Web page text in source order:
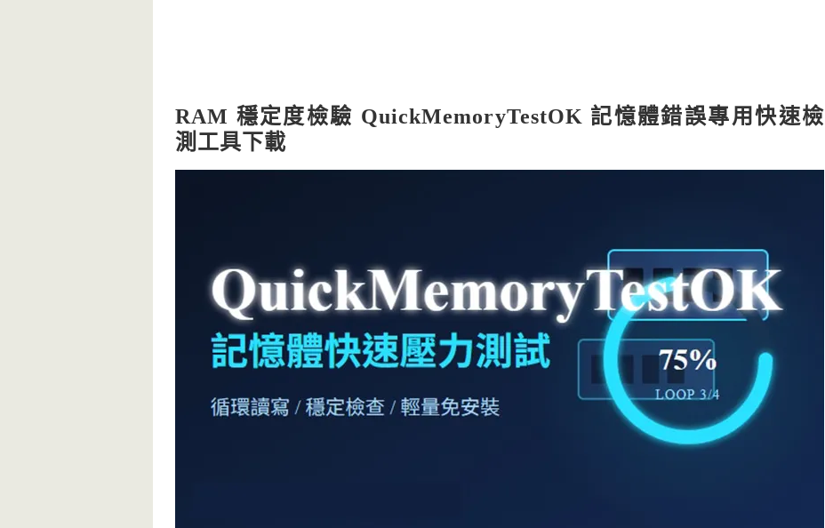
RAM 穩定度檢驗 QuickMemoryTestOK 記憶體錯誤專用快速檢
測工具下載